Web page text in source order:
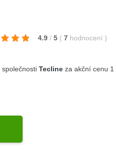
4.9 / 5 ( 7 hodnocení)
společnostiTecline za akční cenu